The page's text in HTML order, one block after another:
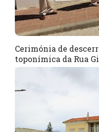
Cerimónia de
toponímica da Rua